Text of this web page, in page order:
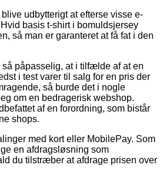
udbytterigt at efterse visse e-
basis t-shirt i bomuldsjersey
så man er garanteret at få fat i den
påpasselig, at i tilfælde af at en
i test varer til salg for en pris der
så burde det i nogle
om en bedragerisk webshop.
af en forordning, som bistår
shops.
med kort eller MobilePay. Som
en afdragsløsning som
du tilstræber at afdrage prisen over